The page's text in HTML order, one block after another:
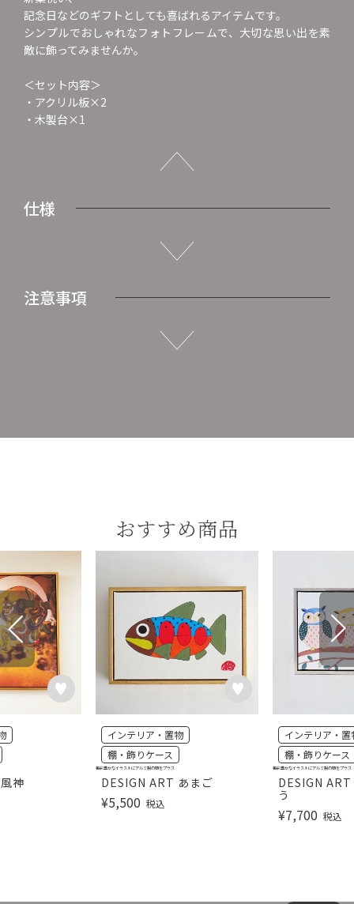
記念日などのギフトとしても喜ばれるアイテムです。
シンプルでおしゃれなフォトフレームで、大切な思い出を素
敵に飾ってみませんか。
＜セット内容＞
・アクリル板×2
・木製台×1
仕様
注意事項
おすすめ商品
神 DESIGN ART あまご
インテリア・置物
棚・飾りケース
¥5,500 税込
色彩豊かなイラストにアルミ製の額をプラス
DESIGN
う
インテリア・置
棚・飾りケース
¥7,700 税込
色彩豊かなイラストにアルミ製の額をプラス